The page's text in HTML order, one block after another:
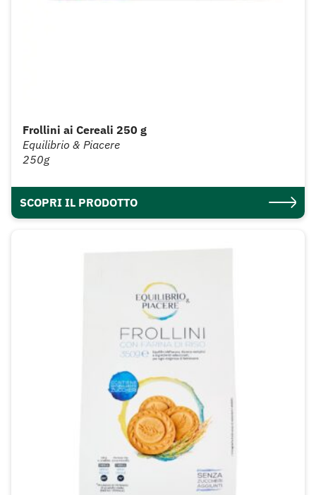
Frollini ai Cereali 250 g
Equilibrio & Piacere
250g
SCOPRI IL PRODOTTO